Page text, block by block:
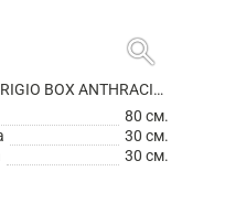
search
КАШПО GRIGIO BOX ANTHRACITE
80 см.
30 см.
30 см.